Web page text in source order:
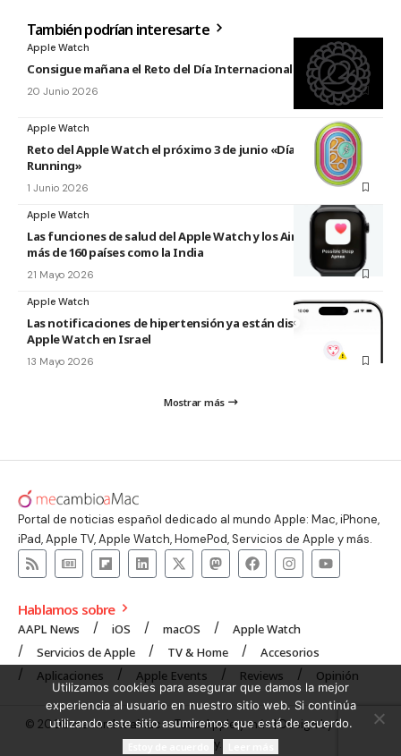
También podrían interesarte
Apple Watch
Consigue mañana el Reto del Día Internacional del Yoga 2026
20 Junio 2026
Apple Watch
Reto del Apple Watch el próximo 3 de junio «Día Mundial del
Running»
1 Junio 2026
Apple Watch
Las funciones de salud del Apple Watch y los AirPods llegan a
más de 160 países como la India
21 Mayo 2026
Apple Watch
Las notificaciones de hipertensión ya están disponibles en el
Apple Watch en Israel
13 Mayo 2026
Mostrar más
Portal de noticias español dedicado al mundo Apple: Mac, iPhone,
iPad, Apple TV, Apple Watch, HomePod, Servicios de Apple y más.
Hablamos sobre
AAPL News iOS macOS
Apple Watch
Servicios de Apple
TV & Home
Accesorios
Aplicaciones
Apple Events Reviews Opinión
© 2008 mecambioaMac – Todo Apple y más | Design byUNXON
Agency.
Utilizamos cookies para asegurar que damos la mejor
experiencia al usuario en nuestro sitio web. Si continúa
utilizando este sitio asumiremos que está de acuerdo.